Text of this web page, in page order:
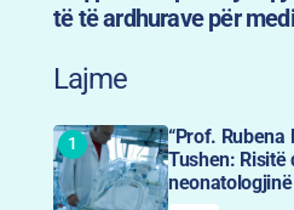
të të ardhurave për
Lajme
“Prof. Rubena
Tushen: Risitë